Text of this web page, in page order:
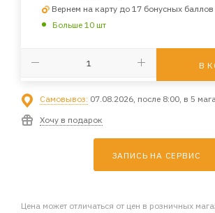
Вернем на карту до 17 бонусных баллов
Больше 10 шт
В
Самовывоз: 07.08.2026, после 8:00, в 5
Хочу в подарок
ЗАПИСЬ НА СЕРВИС
Цена может отличаться от цен в розничных